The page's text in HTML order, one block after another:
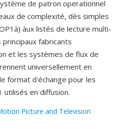
de patron operationnel
de complexité, dès simples
àux listés de lecture multi-
fabricants
et les systèmes de flux de
universellement en
format d'échange pour les
utilisés en diffusion.
Picture and Television